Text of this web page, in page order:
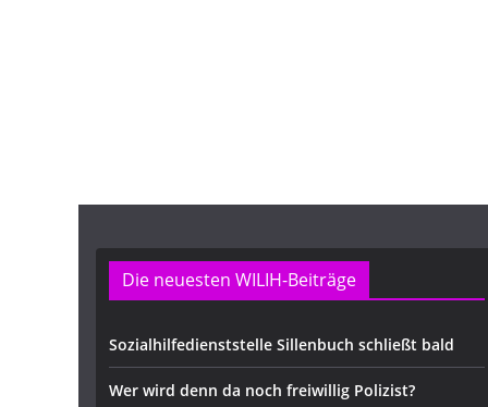
Die neuesten WILIH-Beiträge
Sozialhilfedienststelle Sillenbuch schließt bald
Wer wird denn da noch freiwillig Polizist?